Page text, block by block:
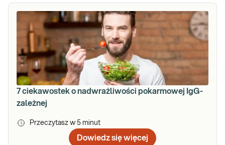
7 ciekawostek o nadwrażliwości pokarmowej IgG-
zależnej
Przeczytasz w 5 minut
Dowiedz się więcej